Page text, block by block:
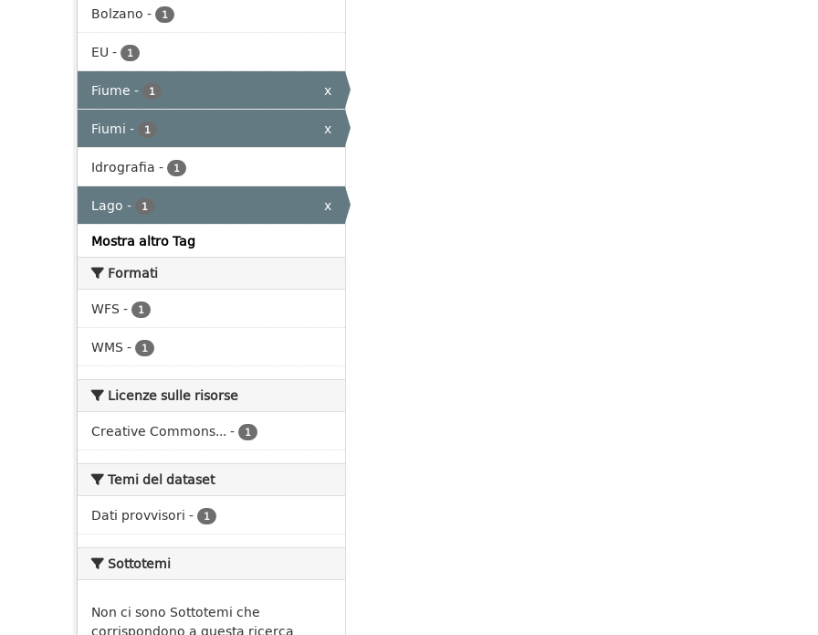
Bolzano - 1
EU - 1
Fiume - 1
x
Fiumi - 1
x
Idrografia - 1
Lago - 1
x
Mostra altro Tag
Formati
WFS - 1
WMS - 1
Licenze sulle risorse
Creative Commons... - 1
Temi del dataset
Dati provvisori - 1
Sottotemi
Non ci sono Sottotemi che
corrispondono a questa ricerca